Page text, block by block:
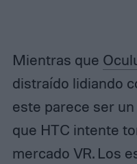
Mientras que
distraído lidiando
este parece ser
que HTC intente
mercado VR. Los